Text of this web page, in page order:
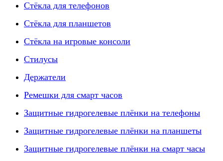
Стёкла для телефонов
Стёкла для планшетов
Стёкла на игровые консоли
Стилусы
Держатели
Ремешки для смарт часов
Защитные гидрогелевые плёнки на телефоны
Защитные гидрогелевые плёнки на планшеты
Защитные гидрогелевые плёнки на смарт часы